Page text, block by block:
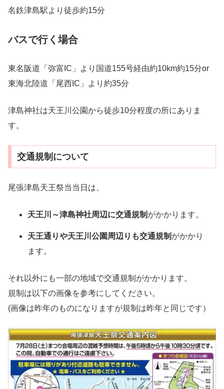
名鉄津島駅より徒歩約15分
バスで行く場合
東名阪道「弥富IC」より国道155号経由約10km約15分or
東海北陸道「尾西IC」より約35分
津島神社は天王川公園から徒歩10分程度の所にありま
す。
交通規制について
尾張津島天王祭当当日は、
天王川～津島神社周辺に交通規制 がかかります。
天王通りや天王川公園周辺りも交通規制 がかかり
ます。
それ以外にも一部の地域で交通規制がかかります。
規制は以下の画像を参考にしてください。
(画像は昨年のものになりますが規制は昨年と同じです）